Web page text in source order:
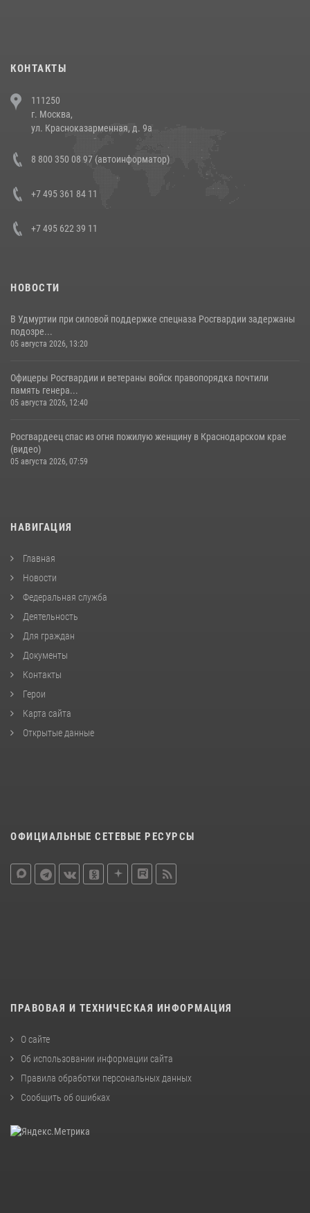
напавших на бригаду скорой помощи (видео)
14 июля 2026, 12:20
В Росгвардии прошла военно-научная конференция по обобщению
боевого опыта
КОНТАКТЫ
111250
г. Москва,
ул. Красноказарменная, д. 9а
8 800 350 08 97 (автоинформатор)
+7 495 361 84 11
+7 495 622 39 11
НОВОСТИ
В Удмуртии при силовой поддержке спецназа Росгвардии задержаны
подозре...
05 августа 2026, 13:20
Офицеры Росгвардии и ветераны войск правопорядка почтили
память генера...
05 августа 2026, 12:40
Росгвардеец спас из огня пожилую женщину в Краснодарском крае
(видео)
05 августа 2026, 07:59
НАВИГАЦИЯ
Главная
Новости
Федеральная служба
Деятельность
Для граждан
Документы
Контакты
Герои
Карта сайта
Открытые данные
ОФИЦИАЛЬНЫЕ СЕТЕВЫЕ РЕСУРСЫ
ПРАВОВАЯ И ТЕХНИЧЕСКАЯ ИНФОРМАЦИЯ
О сайте
Об использовании информации сайта
Правила обработки персональных данных
Сообщить об ошибках